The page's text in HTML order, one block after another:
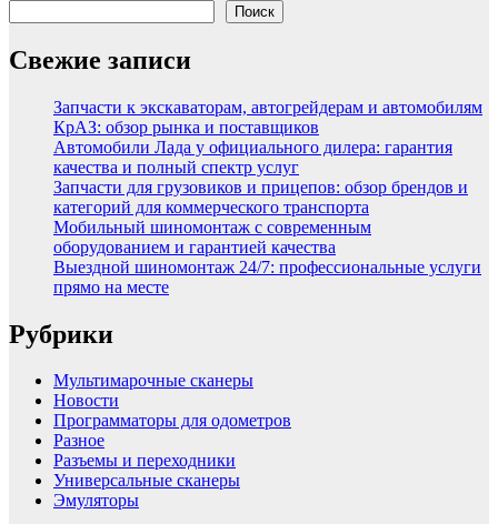
Поиск
Свежие записи
Запчасти к экскаваторам, автогрейдерам и автомобилям
КрАЗ: обзор рынка и поставщиков
Автомобили Лада у официального дилера: гарантия
качества и полный спектр услуг
Запчасти для грузовиков и прицепов: обзор брендов и
категорий для коммерческого транспорта
Мобильный шиномонтаж с современным
оборудованием и гарантией качества
Выездной шиномонтаж 24/7: профессиональные услуги
прямо на месте
Рубрики
Мультимарочные сканеры
Новости
Программаторы для одометров
Разное
Разъемы и переходники
Универсальные сканеры
Эмуляторы